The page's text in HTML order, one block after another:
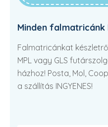
Minden falmatricánk
Falmatricánkat
MPL vagy GLS
házhoz! Posta, Mol,
a szállítás INGYENES!